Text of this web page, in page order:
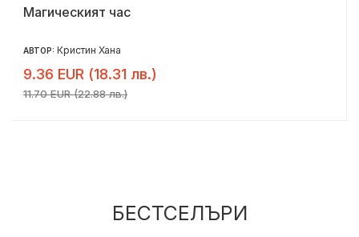
Забраненият плод
АВТОР: Джоджо Мойс
10.36 EUR (20.26 лв.)
12.95 EUR (25.33 лв.)
БЕСТСЕЛЪРИ